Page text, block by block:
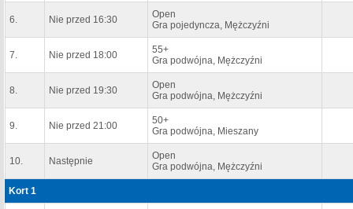
6. Nie przed 16:30
Open
Gra pojedyncza, Mężczyźni
7. Nie przed 18:00
55+
Gra podwójna, Mężczyźni
8. Nie przed 19:30
Open
Gra podwójna, Mężczyźni
9. Nie przed 21:00
50+
Gra podwójna, Mieszany
10. Następnie
Open
Gra podwójna, Mężczyźni
Kort 1